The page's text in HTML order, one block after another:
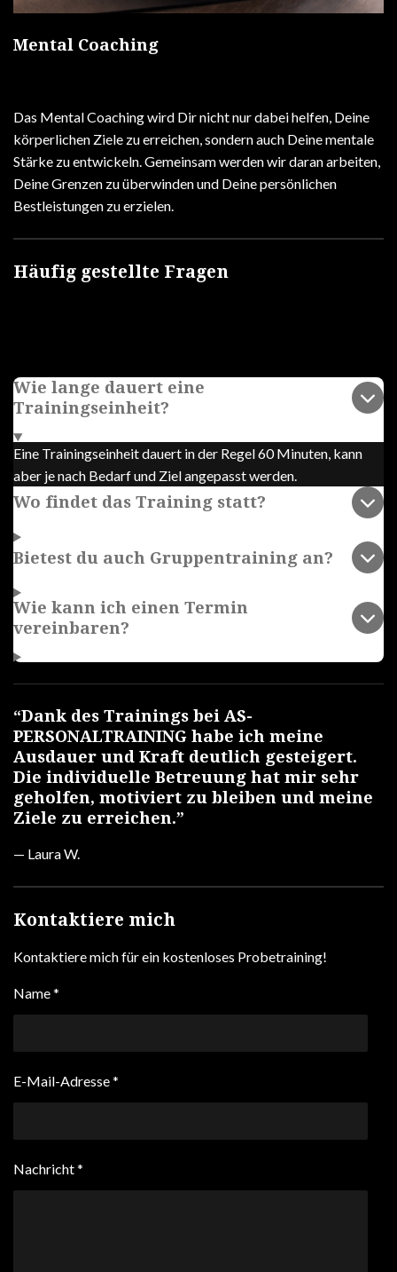
Mental Coaching
Das Mental Coaching wird Dir nicht nur dabei helfen, Deine
körperlichen Ziele zu erreichen, sondern auch Deine mentale
Stärke zu entwickeln. Gemeinsam werden wir daran arbeiten,
Deine Grenzen zu überwinden und Deine persönlichen
Bestleistungen zu erzielen.
Häufig gestellte Fragen
Wie lange dauert eine
Trainingseinheit?
Eine Trainingseinheit dauert in der Regel 60 Minuten, kann
aber je nach Bedarf und Ziel angepasst werden.
Wo findet das Training statt?
Bietest du auch Gruppentraining an?
Wie kann ich einen Termin
vereinbaren?
“Dank des Trainings bei AS-
PERSONALTRAINING habe ich meine
Ausdauer und Kraft deutlich gesteigert.
Die individuelle Betreuung hat mir sehr
geholfen, motiviert zu bleiben und meine
Ziele zu erreichen.”
— Laura W.
Kontaktiere mich
Kontaktiere mich für ein kostenloses Probetraining!
Name *
E-Mail-Adresse *
Nachricht *